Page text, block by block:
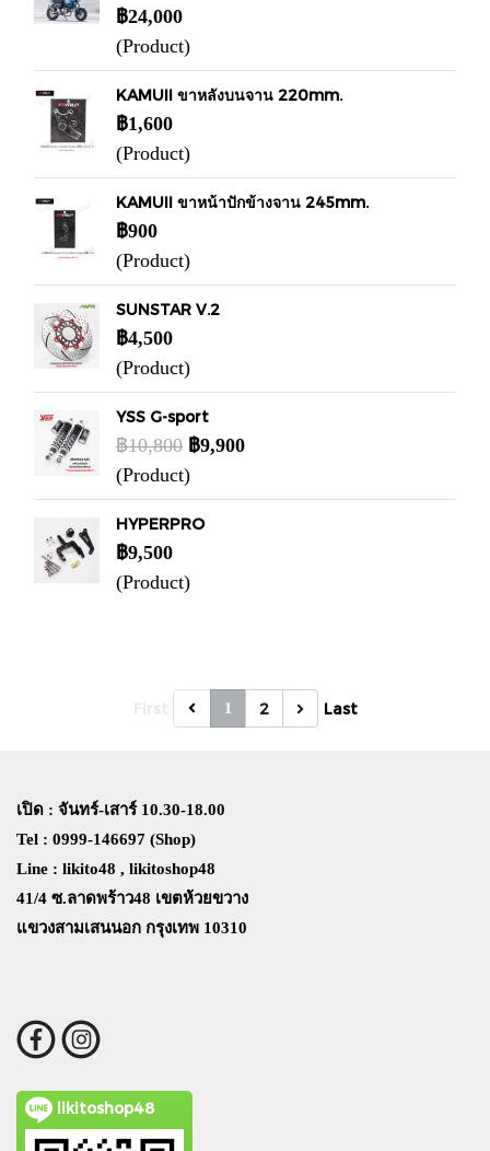
฿24,000
(Product)
KAMUII ขาหลังบนจาน 220mm.
฿1,600
(Product)
KAMUII ขาหน้าปักข้างจาน 245mm.
฿900
(Product)
SUNSTAR V.2
฿4,500
(Product)
YSS G-sport
฿10,800 ฿9,900
(Product)
HYPERPRO
฿9,500
(Product)
1 2 Last
เปิด : จันทร์-เสาร์ 10.30-18.00
Tel : 0999-146697 (Shop)
Line : likito48 , likitoshop48
41/4 ซ.ลาดพร้าว48 เขตห้วยขวาง
แขวงสามเสนนอก กรุงเทพ 10310
likitoshop48